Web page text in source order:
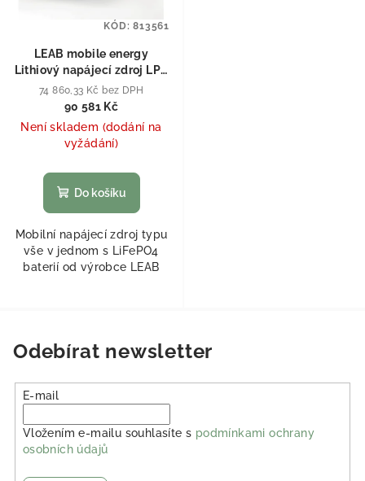
LEAB mobile energy
Lithiový napájecí zdroj LPS
II 2512-100
74 860,33 Kč bez DPH
90 581 Kč
Není skladem (dodání na
vyžádání)
Do košíku
Mobilní napájecí zdroj typu
vše v jednom s LiFePO4
baterií od výrobce LEAB
KÓD:813561
Odebírat newsletter
E-mail
Vložením e-mailu souhlasíte s podmínkami ochrany
osobních údajů